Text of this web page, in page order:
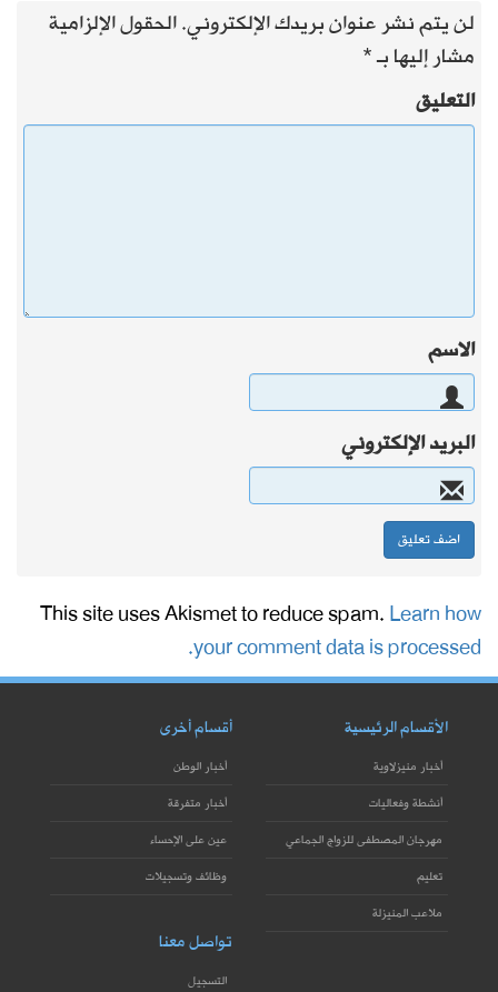
لن يتم نشر عنوان بريدك الإلكتروني.الحقول الإلزامية
مشار إليها بـ*
التعليق
الاسم
البريد الإلكتروني
This site uses Akismet to reduce spam.Learn how
your comment data is processed.
الأقسام الرئيسية
أخبار منيزلاوية
أنشطة وفعاليات
مهرجان المصطفى للزواج الجماعي
تعليم
ملاعب المنيزلة
أقسام أخرى
أخبار الوطن
أخبار متفرقة
عين على الإحساء
وظائف وتسجيلات
تواصل معنا
التسجيل